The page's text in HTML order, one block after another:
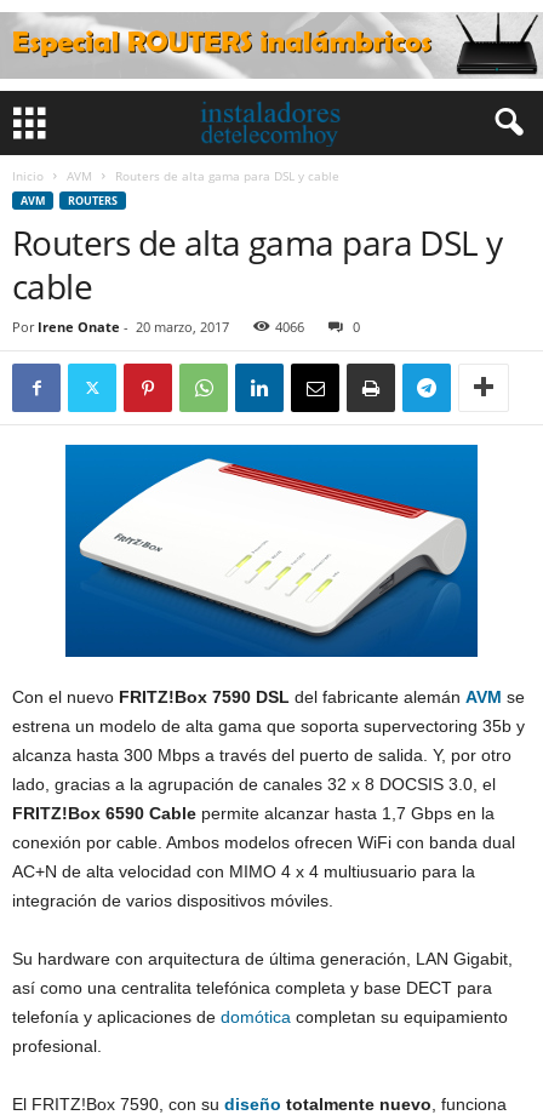
Inicio AVM Routers de alta gama para DSL y cable
AVM ROUTERS
Routers de alta gama para DSL y
cable
Por Irene Onate - 20 marzo, 2017 4066 0
Con el nuevo FRITZ!Box 7590 DSL del fabricante alemán AVM se
estrena un modelo de alta gama que soporta supervectoring 35b y
alcanza hasta 300 Mbps a través del puerto de salida. Y, por otro
lado, gracias a la agrupación de canales 32 x 8 DOCSIS 3.0, el
FRITZ!Box 6590 Cable permite alcanzar hasta 1,7 Gbps en la
conexión por cable. Ambos modelos ofrecen WiFi con banda dual
AC+N de alta velocidad con MIMO 4 x 4 multiusuario para la
integración de varios dispositivos móviles.
Su hardware con arquitectura de última generación, LAN Gigabit,
así como una centralita telefónica completa y base DECT para
telefonía y aplicaciones de domótica completan su equipamiento
profesional.
El FRITZ!Box 7590, con su diseño totalmente nuevo , funciona